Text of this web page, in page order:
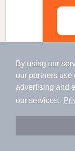
By using our
our partners use
advertising and
our services.
アプリに切
会員登録なし